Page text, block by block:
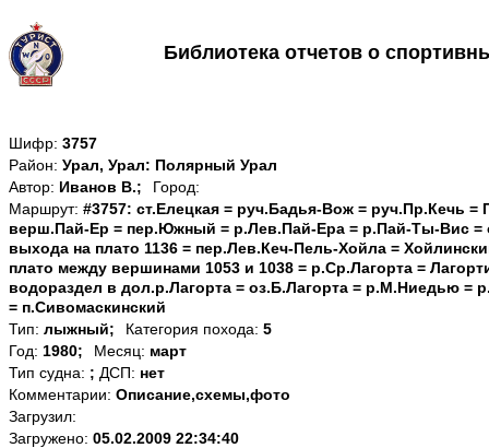
Библиотека отчетов о
Шифр: 3757
Район: Урал, Урал: Полярный Урал
Автор: Иванов В.;
Город:
Маршрут: #3757: ст.Елецкая = руч.Бадья-Вож = руч.Пр.Кечь =
верш.Пай-Ер = пер.Южный = р.Лев.Пай-Ера = р.Пай-Ты-Вис =
выхода на плато 1136 = пер.Лев.Кеч-Пель-Хойла =
плато между вершинами 1053 и 1038 = р.Ср.Лагорта =
водораздел в дол.р.Лагорта = оз.Б.Лагорта = р.М.Ниедью =
= п.Сивомаскинский
Тип: лыжный; Категория похода: 5
Год: 1980; Месяц: март
Тип судна: ; ДСП: нет
Комментарии: Описание,схемы,фото
Загрузил:
Загружено: 05.02.2009 22:34:40